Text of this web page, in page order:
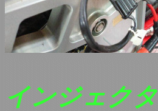
インジェクタ